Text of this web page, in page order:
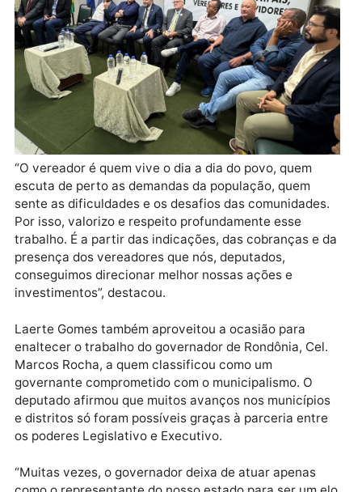
desenvolvimento das cidades. Segundo ele, os
vereadores são os agentes políticos mais próximos
população e, por isso, têm papel fundamental na
construção de políticas públicas eficazes.
“O vereador é quem vive o dia a dia do povo, quem
escuta de perto as demandas da população, quem
sente as dificuldades e os desafios das
Por isso, valorizo e respeito profundamente esse
trabalho. É a partir das indicações, das cobranças e
presença dos vereadores que nós, deputados,
investimentos”, destacou.